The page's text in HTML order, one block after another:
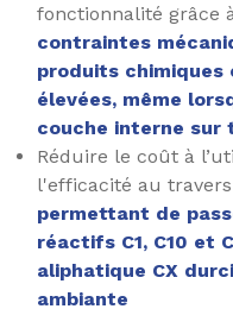
fonctionnalité grâce
contraintes
produits
élevées, même
couche interne sur
Réduire le coût à
l'efficacité au travers
permettant de
réactifs C1, C10 et
aliphatique CX
ambiante